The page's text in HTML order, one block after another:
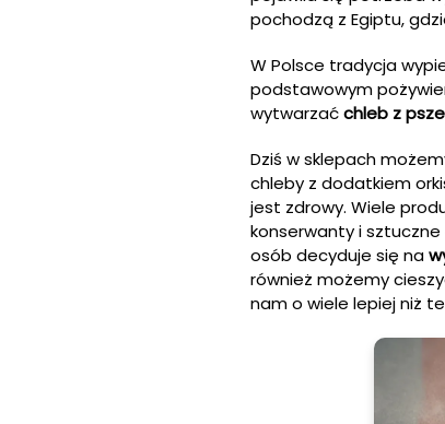
pochodzą z Egiptu,
W Polsce tradycja
podstawowym
wytwarzaćchleb z
Dziś w sklepach
chleby z dodatkiem
jest zdrowy. Wiele
konserwanty i
osób decyduje się na
również możemy
nam o wiele lepiej niż